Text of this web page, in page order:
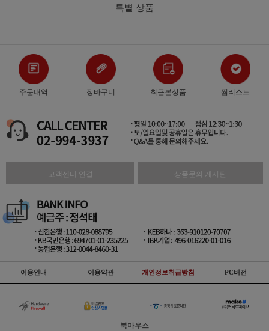
특별 상품
주문내역 장바구니 최근본상품 찜리스트
고객센터 연결 상품문의 게시판
이용안내 이용약관 개인정보취급방침 PC버전
북마우스